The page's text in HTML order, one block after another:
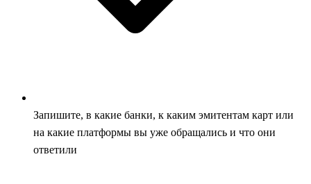
Запишите, в какие банки, к каким эмитентам карт или
на какие платформы вы уже обращались и что они
ответили